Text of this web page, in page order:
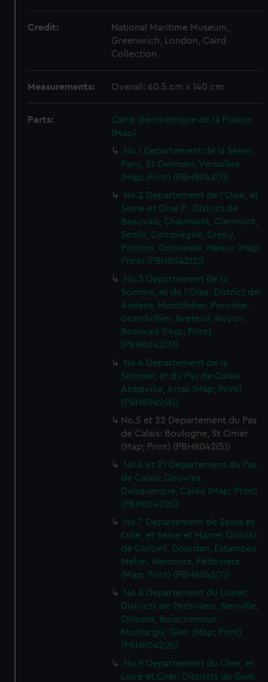
Credit:
National Maritime Museum,
Greenwich, London, Caird
Collection
Measurements: Overall: 60.5 cm x 140 cm
Parts:
Carte Geometrique de la France
(Map)
No.1 Departement de la Seine:
Paris, St Germain, Versailles
(Map; Print) (PBH8042(1))
No.2 Departement de l'Oise, et
Seine et Oise P.: District de
Beauvais, Chaumont, Clermont,
Senlis, Compiegne, Crepy,
Pontois, Gonnesse, Meaux (Map;
Print) (PBH8042(2))
No.3 Departement de la
Somme, et de l'Oise: District de:
Amiens, Montdidier, Peronne,
Grandvillier, Breteuil, Noyon,
Beauvais (Map; Print)
(PBH8042(3))
No.4 Departement de la
Somme, et du Pas de Calais:
Abbeville, Arras (Map; Print)
(PBH8042(4))
No.5 et 22 Departement du Pas
de Calais: Boulogne, St Omer
(Map; Print) (PBH8042(5))
No.6 et 21 Departement du Pas
de Calais: Douvres,
Dunquerque, Calais (Map; Print)
(PBH8042(6))
No.7 Departement de Seine et
Oise, et Seine et Marne: District
de Corbeil, Dourdan, Estampes,
Melun, Nemours, Pethiviers
(Map; Print) (PBH8042(7))
No.8 Departement du Loiret:
Districts de Pethiviers, Neuville,
Orleans, Boiscommun,
Montargis, Gien (Map; Print)
(PBH8042(8))
No.9 Departement du Cher, et
Loire et Cher: Districts de Gien,